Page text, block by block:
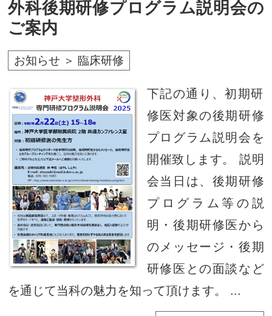
外科後期研修プログラム説明会の
ご案内
お知らせ ＞ 臨床研修
下記の通り、初期研
修医対象の後期研修
プログラム説明会を
開催致します。 説明
会当日は、後期研修
プログラム等の説
明・後期研修医から
のメッセージ・後期
研修医との面談など
を通じて当科の魅力を知って頂けます。 ...